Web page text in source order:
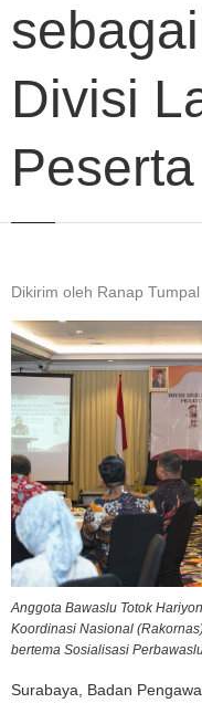
Divisi
Dikirim oleh Ranap
Anggota Bawaslu Totok
Koordinasi Nasional
bertema Sosialisasi
Surabaya, Badan